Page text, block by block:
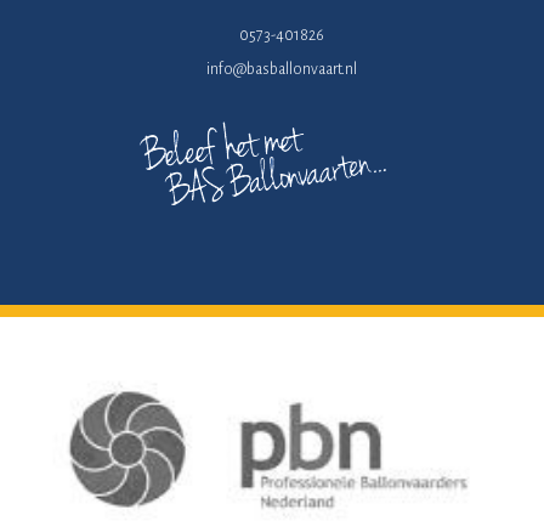
0573-401826
info@basballonvaart.nl